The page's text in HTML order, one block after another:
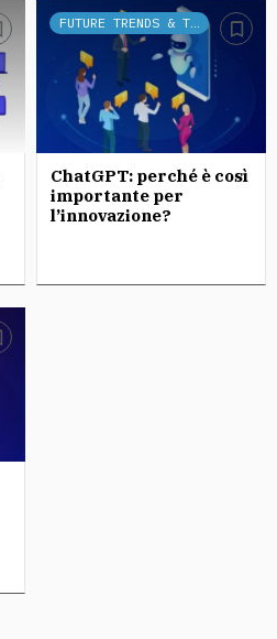
FUTURE TRENDS & TECH
ChatGPT: perché è così
importante per
l’innovazione?